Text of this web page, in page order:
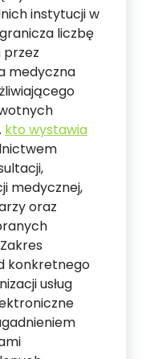
instytucji w
liczbę
medyczna
kto wystawia
medycznej,
oraz
konkretnego
usług